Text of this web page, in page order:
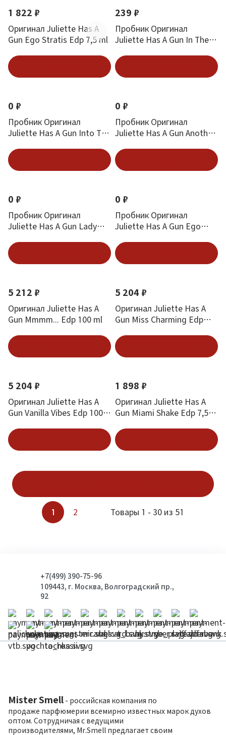
1 822 ₽
Оригинал Juliette Has A
Gun Ego Stratis Edp 7,5 ml
239 ₽
Пробник Оригинал
Juliette Has A Gun In The
Настроении Для Уда 1.7
ml
0 ₽
Пробник Оригинал
Juliette Has A Gun Into The
0 ₽
Пробник Оригинал
Juliette Has A Gun Another
0 ₽
Пробник Оригинал
Juliette Has A Gun Lady
Отмщение 1.7 ml
0 ₽
Пробник Оригинал
Juliette Has A Gun Ego
5 212 ₽
Оригинал Juliette Has A
Gun Mmmm... Edp 100 ml
5 204 ₽
Оригинал Juliette Has A
Gun Miss Charming Edp
5 204 ₽
Оригинал Juliette Has A
Gun Vanilla Vibes Edp 100
1 898 ₽
Оригинал Juliette Has A
Gun Miami Shake Edp 7,5
1 2 Товары 1 - 30 из 51
+7(499) 390-75-96
109443, г. Москва, Волгоградский пр.,
92
Mister Smell - российская компания по
продаже парфюмерии всемирно известных марок духов
оптом. Сотрудничая с ведущими
производителями, Mr.Smell предлагает своим